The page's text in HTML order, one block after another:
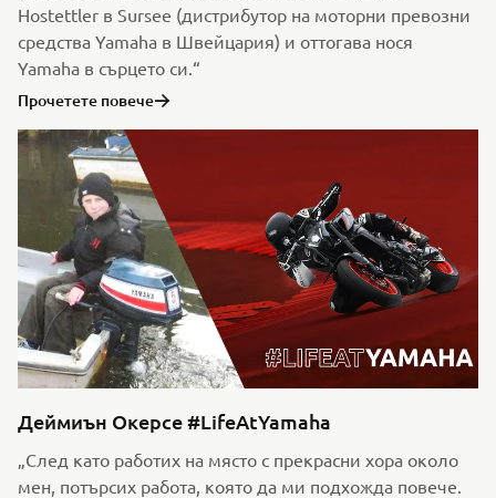
Hostettler в Sursee (дистрибутор на моторни превозни
средства Yamaha в Швейцария) и оттогава нося
Yamaha в сърцето си.“
Прочетете повече
Деймиън Окерсе #LifeAtYamaha
„След като работих на място с прекрасни хора около
мен, потърсих работа, която да ми подхожда повече.